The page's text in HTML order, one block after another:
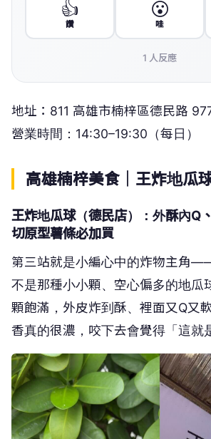
👍
讚
😮
哇
1 人反應
地址：811 高雄市楠梓區德民路
營業時間：14:30–19:30（每日）
高雄楠梓美食｜王炸地瓜
王炸地瓜球（德民店）：外酥內Q
切原型薯條必加買
第三站就是小編心中的炸物主角
不是那種小小顆、空心偏多的地瓜
顆飽滿，外皮炸到酥、裡面又Q又
香真的很濃，咬下去會覺得「這就